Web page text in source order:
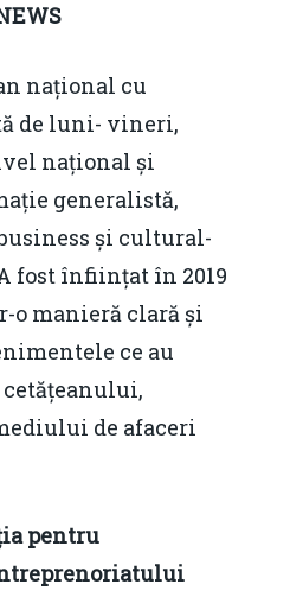
național cu
de luni- vineri,
național și
generalistă,
și cultural-
fost înființat în 2019
o manieră clară și
ce au
de afaceri
pentru